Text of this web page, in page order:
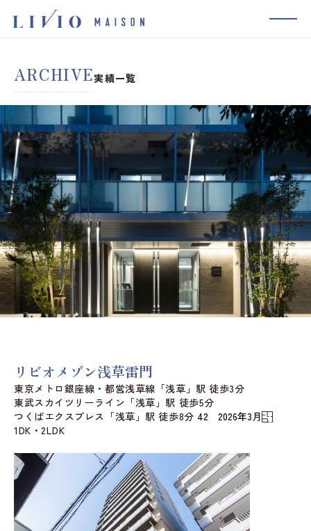
新着情報
実績一覧
取り組み
ARCHIVE実績一覧
リビオメゾン浅草雷門
東京メトロ銀座線・都営浅草線「浅草」駅 徒歩3分
東武スカイツリーライン「浅草」駅 徒歩5分
つくばエクスプレス「浅草」駅 徒歩8分 42 2026年3月
1DK・2LDK